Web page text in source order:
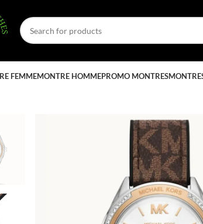
FEMMEMONTRE HOMMEPROMO MONTRES